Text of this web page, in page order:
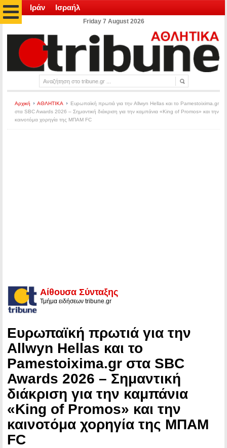
Ιράν Ισραήλ
Friday 7 August 2026
Αρχική ΑΘΛΗΤΙΚΑ
Ευρωπαϊκή πρωτιά για την Allwyn Hellas και το Pamestoixima.gr
στα SBC Awards 2026 – Σημαντική διάκριση για την καμπάνια «King of Promos» και την
καινοτόμα χορηγία της ΜΠΑΜ FC
Αίθουσα Σύνταξης
Τμήμα ειδήσεων tribune.gr
Ευρωπαϊκή πρωτιά για την
Allwyn Hellas και το
Pamestoixima.gr στα SBC
Awards 2026 – Σημαντική
διάκριση για την καμπάνια
«King of Promos» και την
καινοτόμα χορηγία της ΜΠΑΜ
FC